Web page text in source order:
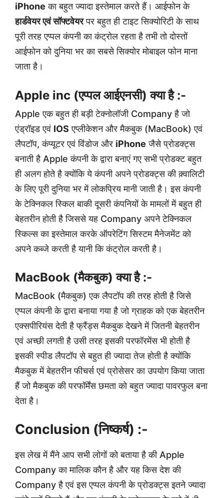
iPhone का बहुत ज्यादा इस्तेमाल करते हैं। आईफोन के
हार्डवेयर एवं सॉफ्टवेयरपर बहुत ही टाइट सिक्योरिटी के साथ
पूरी तरह एप्पल कंपनी का कंट्रोल रहता है तभी तो दोस्तों
आईफोन को दुनिया भर का सबसे सिक्योर मोबाइल फोन माना
जाता है।
Apple inc (एप्पल आईएनसी) क्या है :-
Apple एक बहुत ही बड़ी टेक्नोलॉजी Company है जो
एंड्रॉइड एवं IOS एप्लीकेशन और मैकबुक (MacBook) एवं
लैपटॉप, कंप्यूटर एवं विंडोज और iPhone जैसे प्रोडक्ट्स
बनाती है Apple कंपनी के द्वारा बनाएं गए सभी प्रोडक्ट बहुत
ही अलग होते है क्योंकि ये कंपनी अपने प्रोडक्ट्स की क़्वालिटी
के लिए पूरी दुनिया भर में लोकप्रिय मानी जाती है। इस कंपनी
के टेक्निकल स्किल बाकी दूसरी कंपनियों के मामलों में बहुत ही
बेहतरीन होती है जिससे यह Company अपने टेक्निकल
स्किल्स का इस्तेमाल करके ऑपरेटिंग सिस्टम मैनेजमेंट को
अपने कब्जे करती है यानी कि कंट्रोल करती है।
MacBook (मैकबुक) क्या है :-
MacBook (मैकबुक) एक लैपटॉप की तरह होती है जिसे
एप्पल कंपनी के द्वारा बनाया गया है जो ग्राहक को एक बेहतरीन
एक्सपीरियंस देती है फ्रैंड्स मैकबुक देखने में जितनी बेहतरीन
एवं अच्छी लगती है उसी तरह इसकी परफॉरमेंस भी होती है
इसकी स्पीड लैपटॉप से बहुत ही ज्यादा तेज होती है क्योंकि
मैकबुक में बेहतरीन फीचर्स एवं प्रोसेसर का उपयोग किया जाता
हैं जो मैकबुक की परफॉर्मेंस छमता को बहुत ज्यादा पावरफुल बना
देता है।
Conclusion (निष्कर्ष) :-
इस लेख में मैंने आप सभी लोगों को बताया है की Apple
Company का मालिक कौन है और यह किस देश की
Company है एवं इस एप्पल कंपनी के प्रोडक्ट्स इतने ज्यादा